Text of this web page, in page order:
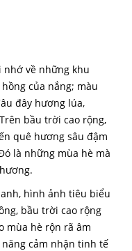
nhớ về những khu
của nắng; màu
đây hương lúa,
bầu trời cao rộng,
quê hương sâu đậm
là những mùa hè mà
hình ảnh tiêu biểu
bầu trời cao rộng
mùa hè rộn rã âm
cảm nhận tinh tế